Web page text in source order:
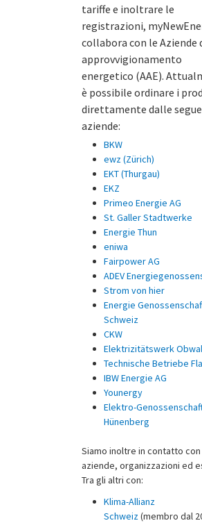
tariffe e inoltrare le
registrazioni,
collabora con le Aziende
approvvigionamento
energetico (AAE).
è possibile ordinare i
direttamente dalle
aziende:
BKW
ewz (Zürich)
EKT (Thurgau)
EKZ
Primeo Energie AG
St. Galler Stadtwerke
Energie Thun
eniwa
Fairpower AG
ADEV
Strom von hier
Energie
Schweiz
CKW
Elektrizitätswerk
Technische Betriebe
IBW Energie AG
Younergy
Elektro-
Hünenberg
Siamo inoltre in contatto
aziende, organizzazioni ed
Tra gli altri con:
Klima-Allianz
Schweiz(membro dal